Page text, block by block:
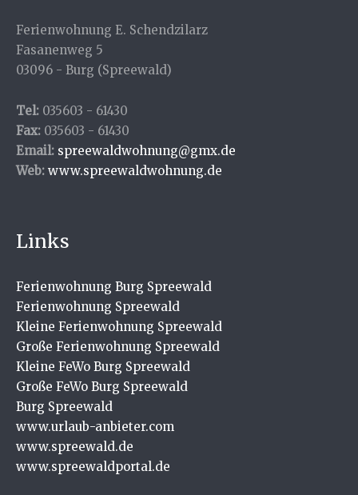
Ferienwohnung E. Schendzilarz
Fasanenweg 5
03096 - Burg (Spreewald)
Tel: 035603 - 61430
Fax: 035603 - 61430
Email: spreewaldwohnung@gmx.de
Web: www.spreewaldwohnung.de
Links
Ferienwohnung Burg Spreewald
Ferienwohnung Spreewald
Kleine Ferienwohnung Spreewald
Große Ferienwohnung Spreewald
Kleine FeWo Burg Spreewald
Große FeWo Burg Spreewald
Burg Spreewald
www.urlaub-anbieter.com
www.spreewald.de
www.spreewaldportal.de